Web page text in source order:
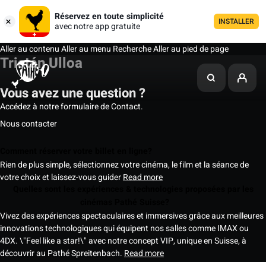
Réservez en toute simplicité
avec notre app gratuite
INSTALLER
Aller au contenuAller au menu RechercheAller au pied de page
Tristán Ulloa
Vous avez une question ?
Accédez à notre formulaire de Contact.
Nous contacter
Rien de plus simple, sélectionnez votre cinéma, le film et la séance de
votre choix et laissez-vous guiderRead more
Vivez des expériences spectaculaires et immersives grâce aux meilleures
innovations technologiques qui équipent nos salles comme IMAX ou
4DX. \"Feel like a star!\" avec notre concept VIP, unique en Suisse, à
découvrir au Pathé Spreitenbach. Read more